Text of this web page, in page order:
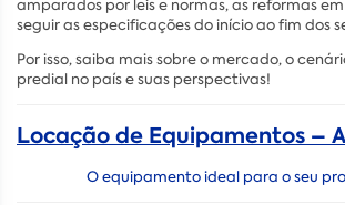
amparados por leis e normas, as reformas
seguir as especificações do início ao fim dos
Por isso, saiba mais sobre o mercado, o
predial no país e suas perspectivas!
Locação de Equipamentos –
O equipamento ideal para o seu